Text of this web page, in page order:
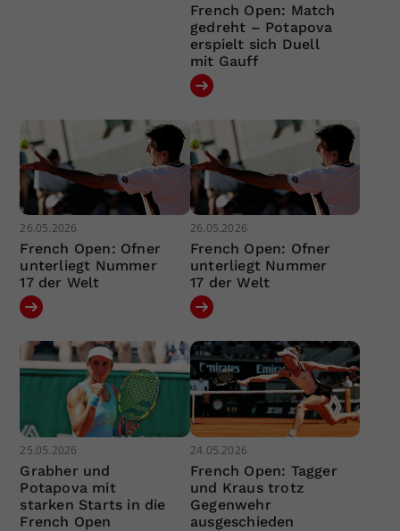
French Open: Match
gedreht – Potapova
erspielt sich Duell
mit Gauff
26.05.2026
French Open: Ofner
unterliegt Nummer
17 der Welt
26.05.2026
French Open: Ofner
unterliegt Nummer
17 der Welt
25.05.2026
Grabher und
Potapova mit
starken Starts in die
French Open
24.05.2026
French Open: Tagger
und Kraus trotz
Gegenwehr
ausgeschieden